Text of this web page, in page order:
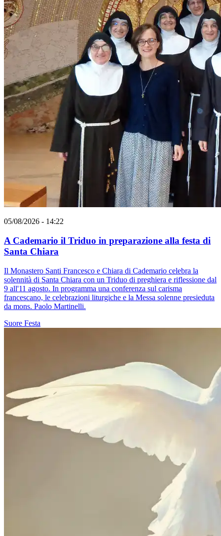
05/08/2026 - 14:22
A Cademario il Triduo in preparazione alla festa di
Santa Chiara
Il Monastero Santi Francesco e Chiara di Cademario celebra la
solennità di Santa Chiara con un Triduo di preghiera e riflessione dal
9 all'11 agosto. In programma una conferenza sul carisma
francescano, le celebrazioni liturgiche e la Messa solenne presieduta
da mons. Paolo Martinelli.
Suore Festa